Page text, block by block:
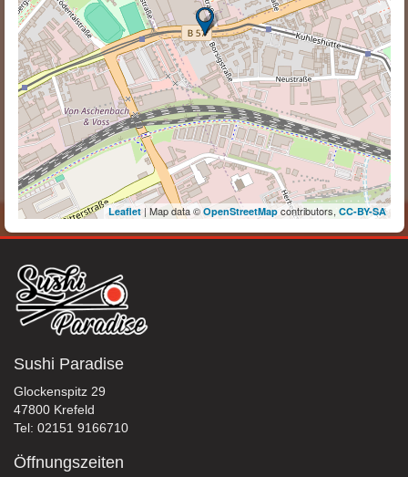
Leaflet| Map data © OpenStreetMapcontributors, CC-BY-SA
Sushi Paradise
Glockenspitz 29
47800 Krefeld
Tel: 02151 9166710
Öffnungszeiten